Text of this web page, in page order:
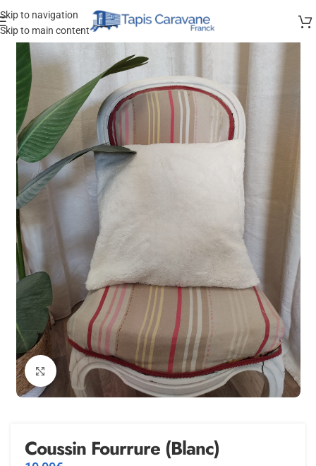
Skip to navigation
Skip to main content
Agrandir
Coussin Fourrure (Blanc)